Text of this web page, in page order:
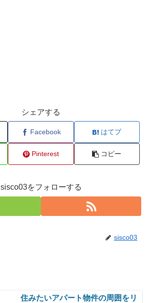
シェアする
Facebook はてブ
Pinterest コピー
sisco03をフォローする
sisco03
住みたいアパート物件の周囲をリ